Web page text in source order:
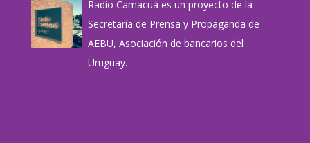
Radio Camacuá es un proyecto de la
Secretaría de Prensa y Propaganda de
AEBU, Asociación de bancarios del
Uruguay.